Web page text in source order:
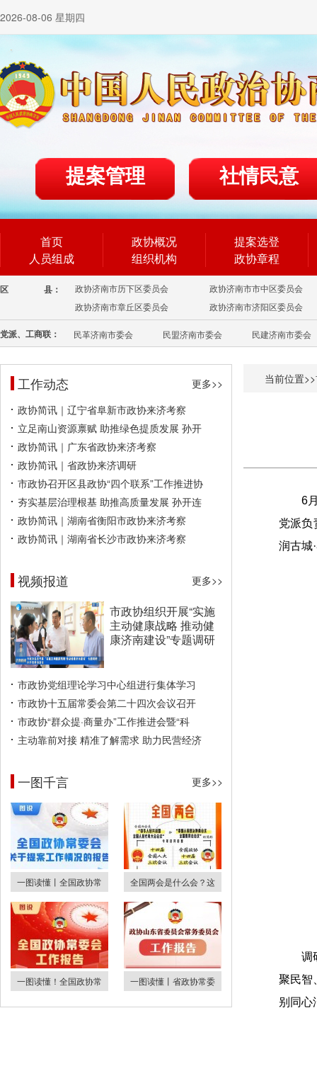
2026-08-06 星期四
提案管理 社情民意
首页
人员组成
政协概况
组织机构
提案选登
政协章程
区 县： 政协济南市历下区委员会
政协济南市市中区委员会
政协济南市章丘区委员会
政协济南市济阳区委员会
党派、工商联： 民革济南市委会 民盟济南市委会 民建济南市委会
工作动态
更多>>
政协简讯｜辽宁省阜新市政协来济考察
立足南山资源禀赋 助推绿色提质发展 孙开
政协简讯｜广东省政协来济考察
政协简讯｜省政协来济调研
市政协召开区县政协“四个联系”工作推进协
夯实基层治理根基 助推高质量发展 孙开连
政协简讯｜湖南省衡阳市政协来济考察
政协简讯｜湖南省长沙市政协来济考察
视频报道 更多>>
市政协组织开展“实施
主动健康战略 推动健
康济南建设”专题调研
市政协党组理论学习中心组进行集体学习
市政协十五届常委会第二十四次会议召开
市政协“群众提·商量办”工作推进会暨“科
主动靠前对接 精准了解需求 助力民营经济
一图千言 更多>>
一图读懂丨全国政协常 全国两会是什么会？这
一图读懂！全国政协常 一图读懂丨省政协常委
当前位置>>
6
党派负
润古城
调
聚民智
别同心